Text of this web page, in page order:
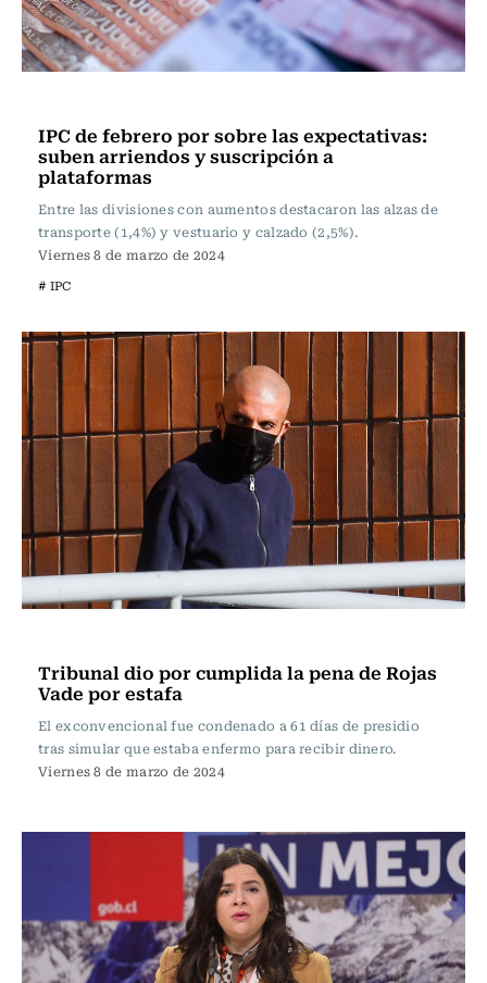
IPC de febrero por sobre las expectativas:
suben arriendos y suscripción a
plataformas
Entre las divisiones con aumentos destacaron las alzas de
transporte (1,4%) y vestuario y calzado (2,5%).
Viernes 8 de marzo de 2024
# IPC
Tribunal dio por cumplida la pena de Rojas
Vade por estafa
El exconvencional fue condenado a 61 días de presidio
tras simular que estaba enfermo para recibir dinero.
Viernes 8 de marzo de 2024